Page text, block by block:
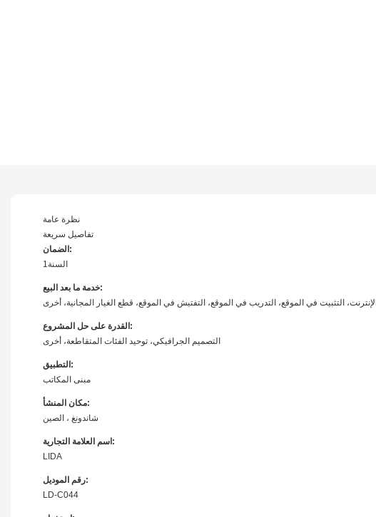
نظرة عامة
تفاصيل سريعة
الضمان:
السنة1
خدمة ما بعد البيع:
التثبيت في الموقع، التدريب في الموقع، التفتيش في الموقع، قطع الغيار المجانية، أخرى
القدرة على حل المشروع:
التصميم الجرافيكي، توحيد الفئات المتقاطعة، أخرى
التطبيق:
مبنى المكاتب
مكان المنشأ:
شاندونغ ، الصين
اسم العلامة التجارية:
LIDA
رقم الموديل:
LD-C044